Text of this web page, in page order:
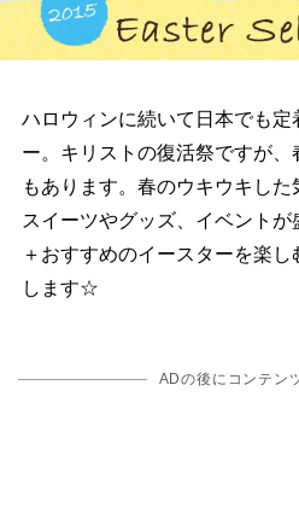
ハロウィンに続いて日本でも定
ー。キリストの復活祭ですが
もあります。春のウキウキし
スイーツやグッズ、イベント
＋おすすめのイースターを楽
します☆
ADの後にコンテン